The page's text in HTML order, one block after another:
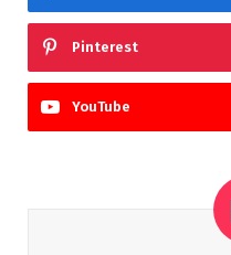
Pinterest
YouTube